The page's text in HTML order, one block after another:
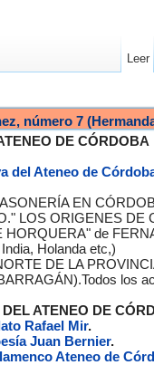
número 7
DE CÓRDOBA
del Ateneo de
EN
LOS ORIGENES DE
de
Holanda etc,)
DE LA
los
ATENEO DE
Rafael Mir.
Juan Bernier.
Ateneo de
Leer